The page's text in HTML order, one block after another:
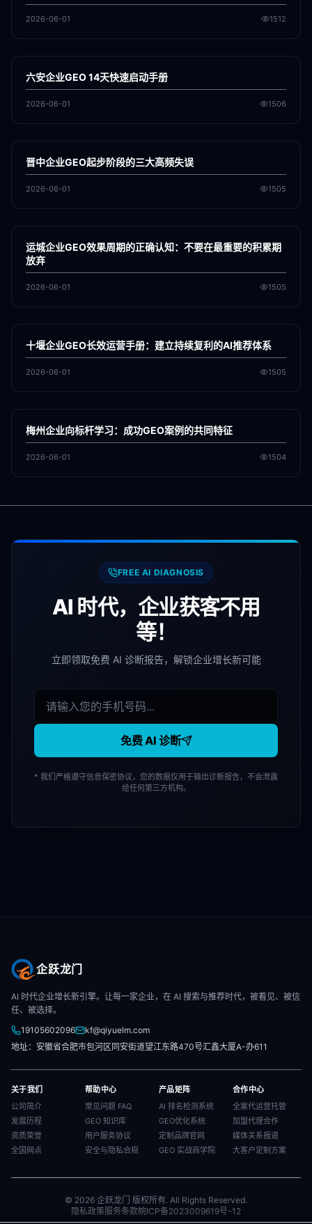
2026-06-01 1512
GEO
六安企业GEO 14天快速启动手册
2026-06-01 1506
GEO
晋中企业GEO起步阶段的三大高频失误
2026-06-01 1505
GEO
运城企业GEO效果周期的正确认知：不要在最重要的积累期
放弃
2026-06-01 1505
GEO
十堰企业GEO长效运营手册：建立持续复利的AI推荐体系
2026-06-01 1505
GEO
梅州企业向标杆学习：成功GEO案例的共同特征
2026-06-01 1504
FREE AI DIAGNOSIS
AI 时代，企业获客不用
等！
立即领取免费 AI 诊断报告，解锁企业增长新可能
免费 AI 诊断
* 我们严格遵守信息保密协议，您的数据仅用于输出诊断报告，不会泄露
给任何第三方机构。
企跃龙门
AI 时代企业增长新引擎。让每一家企业，在 AI 搜索与推荐时代，被看见、被信
任、被选择。
19105602096
kf@qiyuelm.com
地址：安徽省合肥市包河区同安街道望江东路470号汇鑫大厦A-办611
关于我们
公司简介
发展历程
资质荣誉
全国网点
帮助中心
常见问题 FAQ
GEO 知识库
用户服务协议
安全与隐私合规
产品矩阵
AI 排名检测系统
GEO优化系统
定制品牌官网
GEO 实战商学院
合作中心
全案代运营托管
加盟代理合作
媒体关系报道
大客户定制方案
© 2026 企跃龙门 版权所有. All Rights Reserved.
隐私政策服务条款皖ICP备2023009619号-12